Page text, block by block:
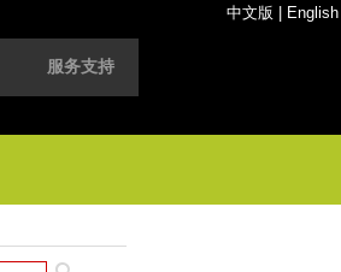
中文版 English
服务支持